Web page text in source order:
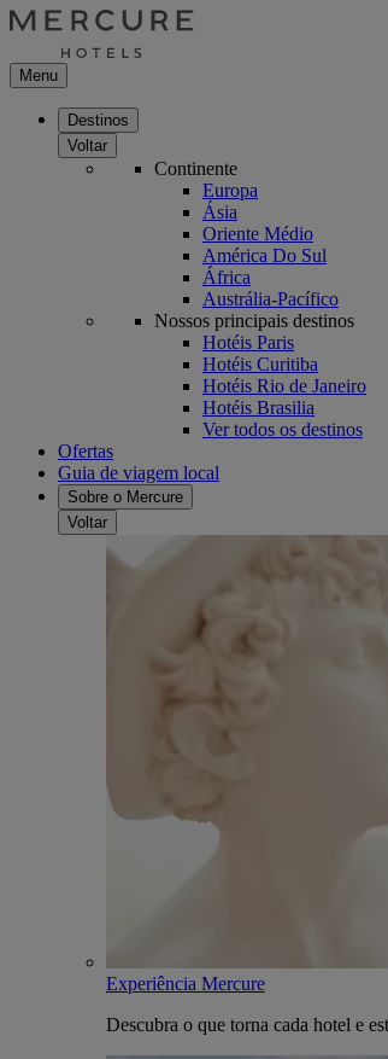
Menu
Destinos
Voltar
Continente
Europa
Ásia
Oriente Médio
América Do Sul
África
Austrália-Pacífico
Nossos principais destinos
Hotéis Paris
Hotéis Curitiba
Hotéis Rio de Janeiro
Hotéis Brasilia
Ver todos os destinos
Ofertas
Guia de viagem local
Sobre o Mercure
Voltar
Experiência Mercure
Descubra o que torna cada hotel e